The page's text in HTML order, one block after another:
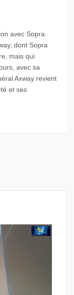
avec Sopra.
dont Sopra
mais qui
avec sa
Axway revient
et ses